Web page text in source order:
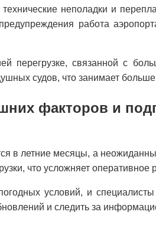
неполадки и
работа
перегрузке, связанной с
судов, что занимает
факторов и
в летние месяцы, а
что усложняет
условий, и
и следить за